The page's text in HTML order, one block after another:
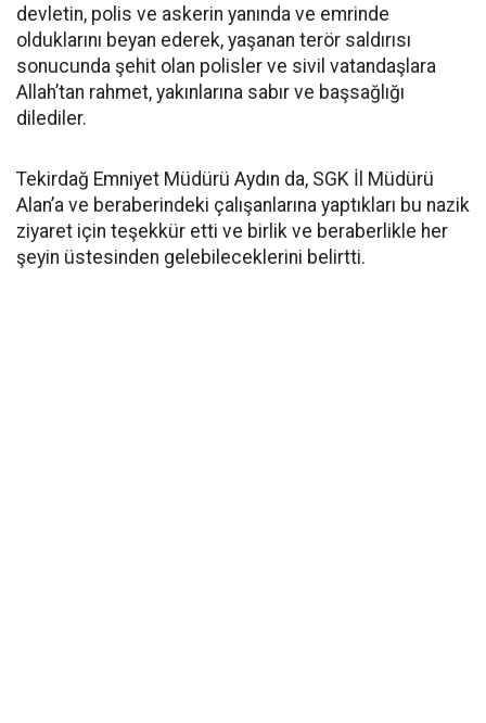
devletin, polis ve askerin yanında ve emrinde
olduklarını beyan ederek, yaşanan terör saldırısı
sonucunda şehit olan polisler ve sivil vatandaşlara
Allah’tan rahmet, yakınlarına sabır ve başsağlığı
dilediler.
Tekirdağ Emniyet Müdürü Aydın da, SGK İl Müdürü
Alan’a ve beraberindeki çalışanlarına yaptıkları bu nazik
ziyaret için teşekkür etti ve birlik ve beraberlikle her
şeyin üstesinden gelebileceklerini belirtti.